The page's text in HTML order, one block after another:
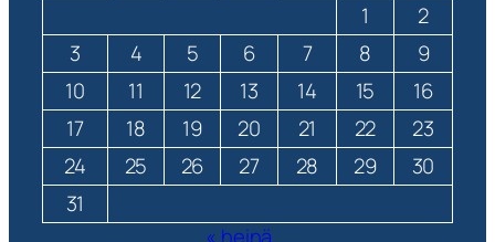
1
2
3
4 5 6 7 8
9
10
11 12 13 14 15
16
17
18 19 20 21 22
23
24
25 26 27 28 29
30
31